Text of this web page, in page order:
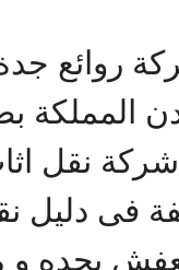
روائع
المملكة
نقل
فى دليل
بجده و